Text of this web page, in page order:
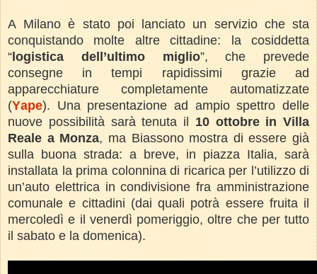
A Milano è stato poi lanciato un servizio che sta
conquistando molte altre cittadine: la cosiddetta
“ logistica dell’ultimo miglio”, che prevede
consegne in tempi rapidissimi grazie ad
apparecchiature completamente automatizzate
(Yape). Una presentazione ad ampio spettro delle
nuove possibilità sarà tenuta il 10 ottobre in Villa
Reale a Monza, ma Biassono mostra di essere già
sulla buona strada: a breve, in piazza Italia, sarà
installata la prima colonnina di ricarica per l’utilizzo di
un’auto elettrica in condivisione fra amministrazione
comunale e cittadini (dai quali potrà essere fruita il
mercoledì e il venerdì pomeriggio, oltre che per tutto
il sabato e la domenica).